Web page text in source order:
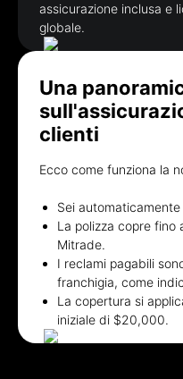
assicurazione inclusa e
globale.
Una
clienti
Ecco come funziona la
Sei
La polizza copre fino
Mitrade.
I reclami pagabili
franchigia, come
La copertura si
iniziale di $20,000.